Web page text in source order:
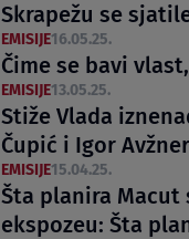
Skrapežu se
EMISIJE16.05.25.
Čime se bavi
EMISIJE13.05.25.
Stiže Vlada
Čupić i Igor Avžner
EMISIJE15.04.25.
Šta planira Macut
ekspozeu: Šta